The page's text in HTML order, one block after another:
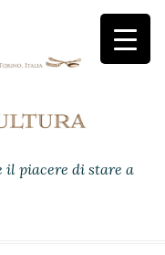
il piacere di stare a